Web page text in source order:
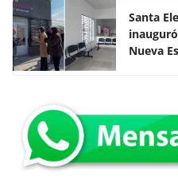
e
b
o
o
k
er s
A
Santa
Nueva